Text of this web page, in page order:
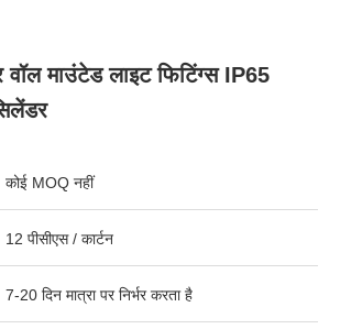
माउंटेड लाइट फिटिंग्स IP65
कोई MOQ नहीं
12 पीसीएस / कार्टन
7-20 दिन मात्रा पर निर्भर करता है